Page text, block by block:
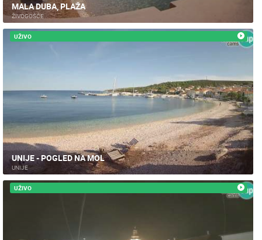
MALA DUBA, PLAŽA
ŽIVOGOŠĆE
UŽIVO
UNIJE - POGLED NA MOL
UNIJE
UŽIVO